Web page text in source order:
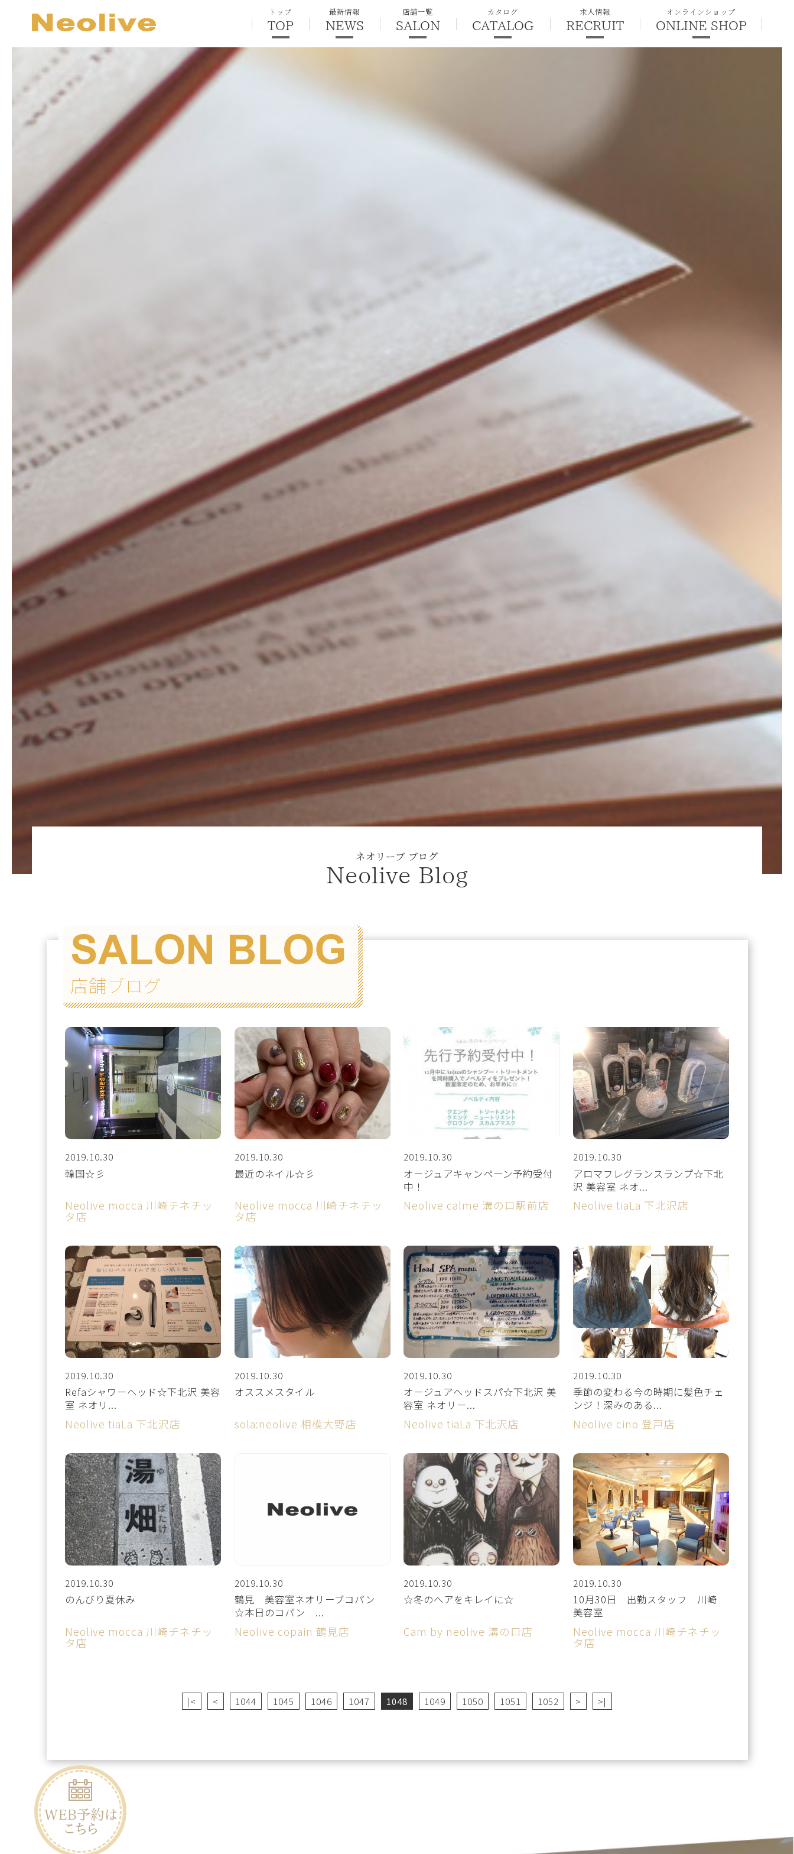
トップ
TOP
最新情報
NEWS
店舗一覧
SALON
カタログ
CATALOG
求人情報
RECRUIT
オンラインショップ
ONLINE SHOP
ネオリーブ ブログ
Neolive Blog
SALON BLOG
店舗ブログ
2019.10.30
韓国☆彡
Neolive mocca 川崎チネチッ
タ店
2019.10.30
最近のネイル☆彡
Neolive mocca 川崎チネチッ
タ店
2019.10.30
オージュアキャンペーン予約受付
中！
Neolive calme 溝の口駅前店
2019.10.30
アロマフレグランスランプ☆下北
沢 美容室 ネオ...
Neolive tiaLa 下北沢店
2019.10.30
Refaシャワーヘッド☆下北沢 美容
室 ネオリ...
Neolive tiaLa 下北沢店
2019.10.30
オススメスタイル
sola:neolive 相模大野店
2019.10.30
オージュアヘッドスパ☆下北沢 美
容室 ネオリー...
Neolive tiaLa 下北沢店
2019.10.30
季節の変わる今の時期に髪色チェ
ンジ！深みのある...
Neolive cino 登戸店
2019.10.30
のんびり夏休み
Neolive mocca 川崎チネチッ
タ店
2019.10.30
鶴見 美容室ネオリーブコパン
☆本日のコパン ...
Neolive copain 鶴見店
2019.10.30
☆冬のヘアをキレイに☆
Cam by neolive 溝の口店
2019.10.30
10月30日 出勤スタッフ 川崎
美容室
Neolive mocca 川崎チネチッ
タ店
|< < 1044 1045 1046 1047 1048 1049 1050 1051 1052 > >|